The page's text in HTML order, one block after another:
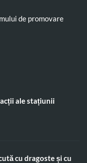
de promovare
ale stațiunii
cu dragoste și cu